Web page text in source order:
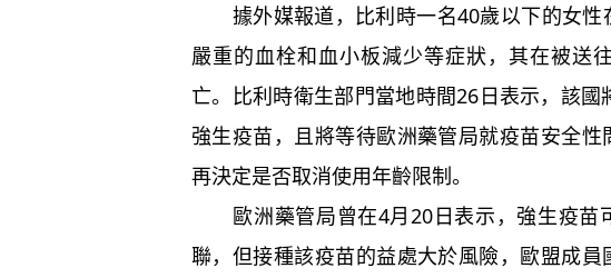
據外媒報道，比利時一名40歲以下的女性
嚴重的血栓和血小板減少等症狀，其在被送
亡。比利時衛生部門當地時間26日表示，該
強生疫苗，且將等待歐洲藥管局就疫苗安全性
再決定是否取消使用年齡限制。
歐洲藥管局曾在4月20日表示，強生疫苗
聯，但接種該疫苗的益處大於風險，歐盟成